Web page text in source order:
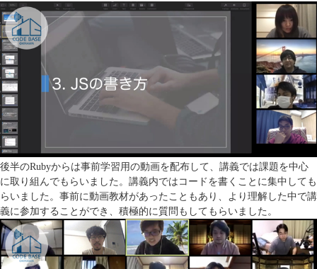
後半のRubyからは事前学習用の動画を配布して、講義では課題を中心
に取り組んでもらいました。講義内ではコードを書くことに集中しても
らいました。事前に動画教材があったこともあり、より理解した中で講
義に参加することができ、積極的に質問もしてもらいました。